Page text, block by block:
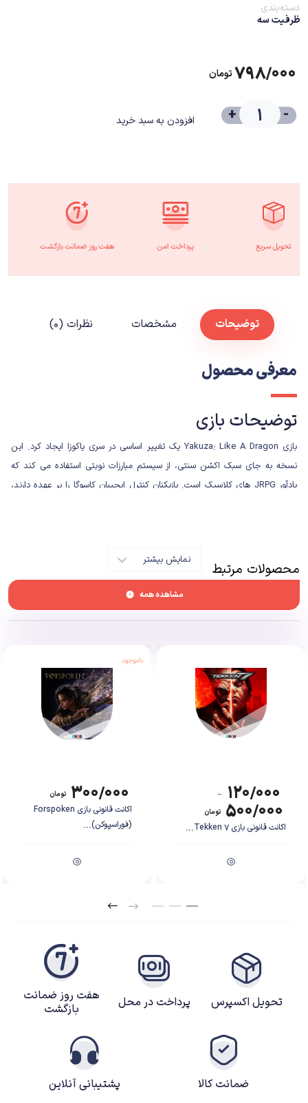
دسته‌بندی
ظرفیت سه
۷۹۸/۰۰۰تومان
-
+ افزودن به سبد خرید
تحویل سریع پرداخت امن هفت روز ضمانت بازگشت
توضیحات مشخصات نظرات (۰)
معرفی محصول
توضیحات بازی
بازی Yakuza: Like A Dragon یک تغییر اساسی در سری یاکوزا ایجاد کرد. این
نسخه به جای سبک اکشن سنتی، از سیستم مبارزات نوبتی استفاده می کند که
یادآور JRPG های کلاسیک است. بازیکنان کنترل ایچیبان کاسوگا را بر عهده دارند،
کیریو تمرکز داشتند، این بازی مسیر جدیدی را رقم می زند.
این بازی توسط استودیو Ryu Ga Gotoku توسعه داده شده است. بازی یاکوزا در
ابتدا برای سگا ساخته شد و در طی این سال ها با پیشرفت بازی برای کنسول های
کاسوگا را دارد. در این بازی کاسوگا در تلاش برای تبدیل شدن به قهرمان داستان
دارد. این بار، بازیکنان در نقش ایچیبان کاسوگا (Ichiban Kasuga) قرار می گیرند،
شخصیتی که برخلاف کازوما کیریو (Kazuma Kiryu)، قهرمان همیشگی سری،
Clan) است که به دلیل وفاداری به رئیس خود، ماسومی آراکاوا (Masumi
سال از عمرش را در زندان سپری می کند و پس از آزادی، متوجه تغییرات گسترده ای
در دنیای یاکوزاها می شود. خیانت، تغییر قدرت و دنیایی که دیگر او را نمی شناسد،
ایچیبان را وارد ماجراجویی جدیدی می نماید که در آن باید حقیقت را کشف کند.
نمایش بیشتر محصولات مرتبط
مشاهده همه
۱۲۰/۰۰۰ –
۵۰۰/۰۰۰ تومان
اکانت قانونی بازی Tekken 7...
ناموجود
۳۰۰/۰۰۰ تومان
اکانت قانونی بازی Forspoken
(فوراسپوکن)...
تحویل اکسپرس پرداخت در محل
هفت روز ضمانت
بازگشت
ضمانت کالا پشتیبانی آنلاین